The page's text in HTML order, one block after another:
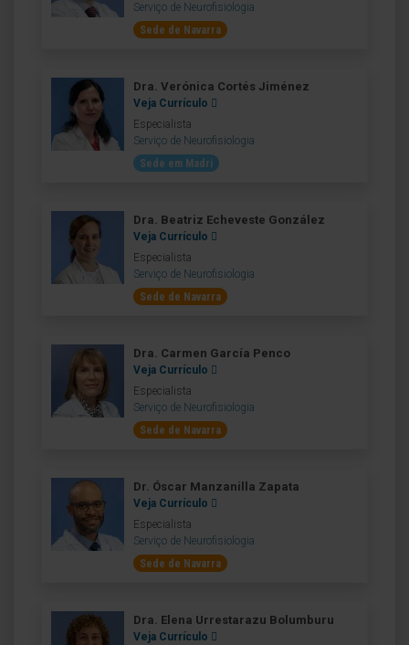
Serviço de Neurofisiologia
Sede de Navarra
Dra. Verónica Cortés Jiménez
Veja Currículo
Especialista
Serviço de Neurofisiologia
Sede em Madri
Dra. Beatriz Echeveste González
Veja Currículo
Especialista
Serviço de Neurofisiologia
Sede de Navarra
Dra. Carmen García Penco
Veja Currículo
Especialista
Serviço de Neurofisiologia
Sede de Navarra
Dr. Óscar Manzanilla Zapata
Veja Currículo
Especialista
Serviço de Neurofisiologia
Sede de Navarra
Dra. Elena Urrestarazu Bolumburu
Veja Currículo